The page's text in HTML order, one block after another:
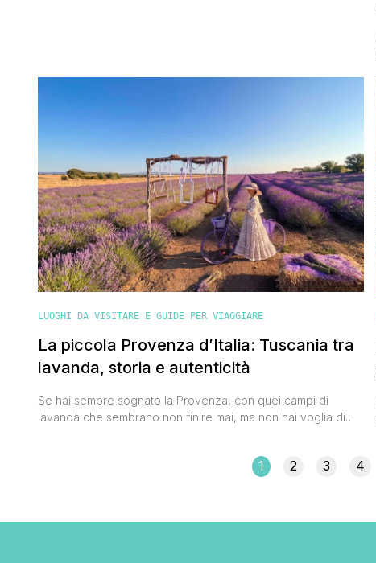
LUOGHI DA VISITARE E GUIDE PER VIAGGIARE
La piccola Provenza d’Italia: Tuscania tra
lavanda, storia e autenticità
Se hai sempre sognato la Provenza, con quei campi di
lavanda che sembrano non finire mai, ma non hai voglia di
e tra metà giugno e fine luglio succede qualcosa che cambia
1 2 3 4